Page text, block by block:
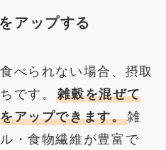
アップする
べられない場合、摂取
です。 雑穀を混ぜて
アップできます。雑
・食物繊維が豊富で